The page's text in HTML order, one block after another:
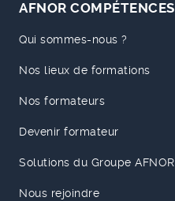
AFNOR COMPÉTENCES
Qui sommes-nous ?
Nos lieux de formations
Nos formateurs
Devenir formateur
Solutions du Groupe AFNOR
Nous rejoindre